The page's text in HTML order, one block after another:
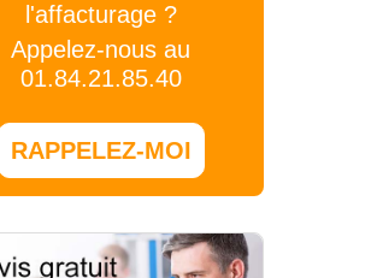
l'affacturage ?
Appelez-nous au
01.84.21.85.40
RAPPELEZ-MOI